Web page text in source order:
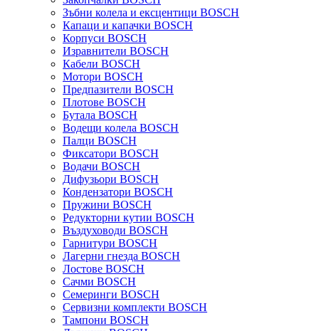
Зъбни колела и ексцентици BOSCH
Капаци и капачки BOSCH
Корпуси BOSCH
Изравнители BOSCH
Кабели BOSCH
Мотори BOSCH
Предпазители BOSCH
Плотове BOSCH
Бутала BOSCH
Водещи колела BOSCH
Палци BOSCH
Фиксатори BOSCH
Водачи BOSCH
Дифузьори BOSCH
Кондензатори BOSCH
Пружини BOSCH
Редукторни кутии BOSCH
Въздуховоди BOSCH
Гарнитури BOSCH
Лагерни гнезда BOSCH
Лостове BOSCH
Сачми BOSCH
Семеринги BOSCH
Сервизни комплекти BOSCH
Тампони BOSCH